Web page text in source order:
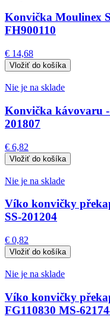
Konvička Moulinex
FH900110
€ 14,68
Nie je na sklade
Konvička kávovaru
201807
€ 6,82
Nie je na sklade
Víko konvičky
SS-201204
€ 0,82
Nie je na sklade
Víko konvičky
FG110830 MS-